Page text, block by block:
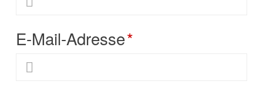
E-Mail-Adresse*